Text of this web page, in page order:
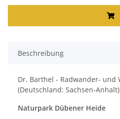
Beschreibung
Dr. Barthel - Radwander- und
(Deutschland: Sachsen-Anhalt)
Naturpark Dübener Heide